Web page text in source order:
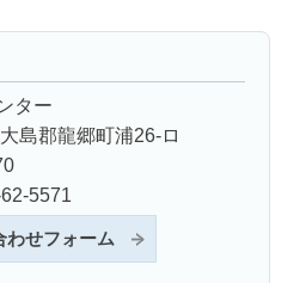
ター
島郡龍郷町浦26-ロ
5571
わせフォーム